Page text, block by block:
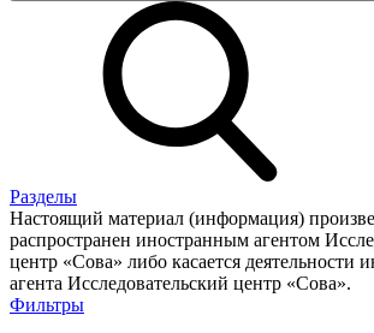
Разделы
Настоящий материал (информация)
распространен иностранным агентом
центр «Сова» либо касается деятельности
агента Исследовательский центр «Сова».
Фильтры